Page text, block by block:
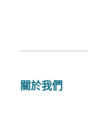
關於我們